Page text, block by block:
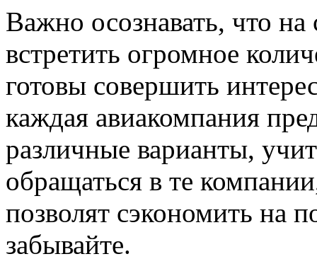
Важно осознавать, что
встретить огромное
готовы совершить
каждая авиакомпания
различные варианты,
обращаться в те
позволят сэкономить на
забывайте.